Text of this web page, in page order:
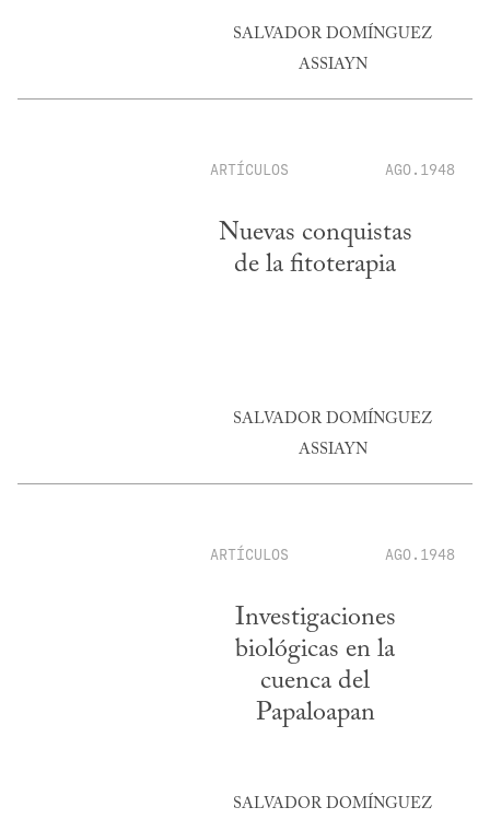
SALVADOR DOMÍNGUEZ
ASSIAYN
ARTÍCULOS AGO.1948
Nuevas conquistas
de la fitoterapia
SALVADOR DOMÍNGUEZ
ASSIAYN
ARTÍCULOS AGO.1948
Investigaciones
biológicas en la
cuenca del
Papaloapan
SALVADOR DOMÍNGUEZ